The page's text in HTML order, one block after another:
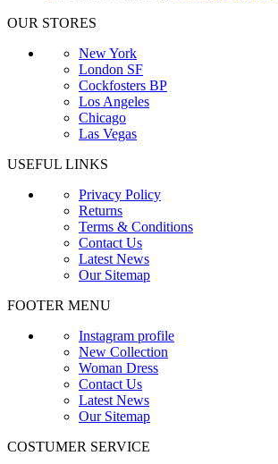
OUR STORES
New York
London SF
Cockfosters BP
Los Angeles
Chicago
Las Vegas
USEFUL LINKS
Privacy Policy
Returns
Terms & Conditions
Contact Us
Latest News
Our Sitemap
FOOTER MENU
Instagram profile
New Collection
Woman Dress
Contact Us
Latest News
Our Sitemap
COSTUMER SERVICE